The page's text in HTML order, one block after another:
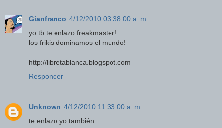
Gianfranco 4/12/2010 03:38:00 a. m.
yo tb te enlazo freakmaster!
los frikis dominamos el mundo!
http://libretablanca.blogspot.com
Responder
Unknown 4/12/2010 11:33:00 a. m.
te enlazo yo también